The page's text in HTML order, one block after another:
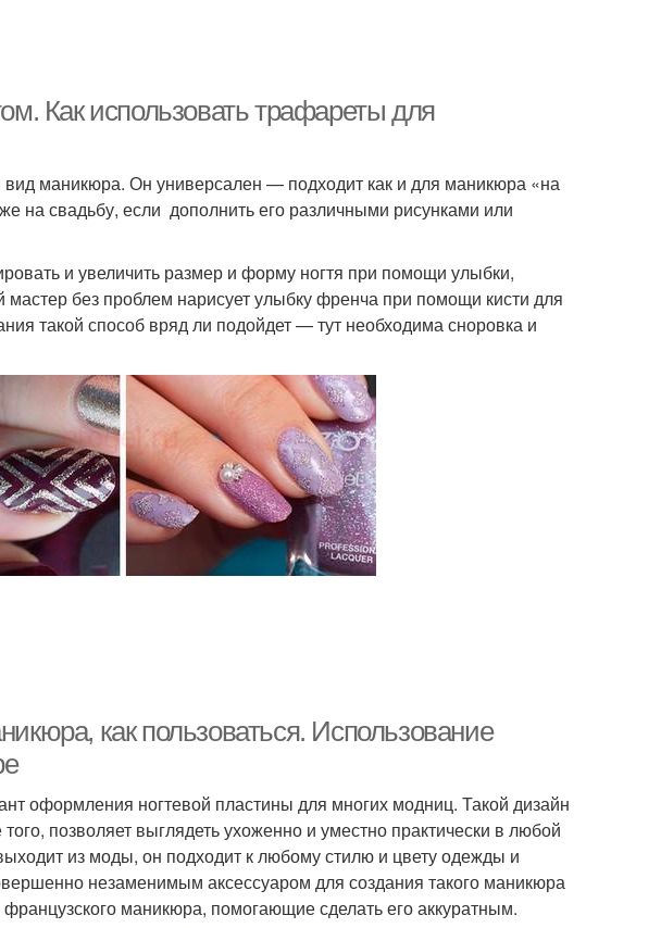
Как использовать трафареты для
маникюра. Он универсален — подходит как и для маникюра «на
на свадьбу, если дополнить его различными рисунками или
и увеличить размер и форму ногтя при помощи улыбки,
без проблем нарисует улыбку френча при помощи кисти для
такой способ вряд ли подойдет — тут необходима сноровка и
как пользоваться. Использование
оформления ногтевой пластины для многих модниц. Такой дизайн
позволяет выглядеть ухоженно и уместно практически в любой
из моды, он подходит к любому стилю и цвету одежды и
незаменимым аксессуаром для создания такого маникюра
маникюра, помогающие сделать его аккуратным.